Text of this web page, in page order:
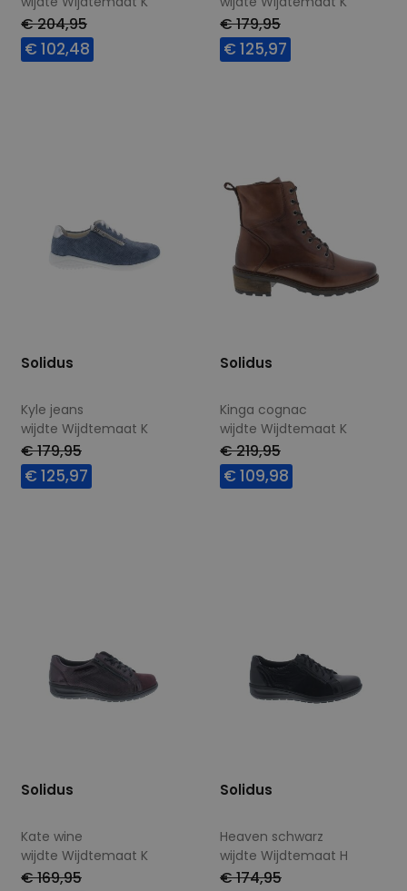
€ 204,95
€ 102,48
€ 179,95
€ 125,97
Solidus
Kyle jeans
wijdte Wijdtemaat K
€ 179,95
€ 125,97
Solidus
Kinga cognac
wijdte Wijdtemaat K
€ 219,95
€ 109,98
Solidus
Kate wine
wijdte Wijdtemaat K
€ 169,95
Solidus
Heaven schwarz
wijdte Wijdtemaat H
€ 174,95